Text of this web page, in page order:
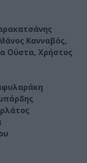
Κανναβός,
Ούστα, Χρήστος